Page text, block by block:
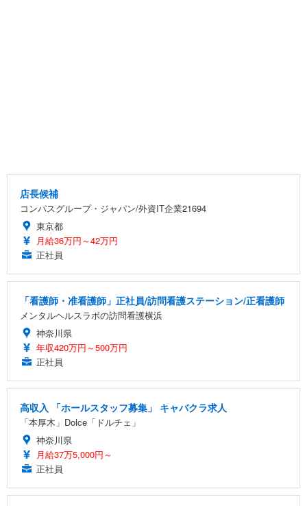
店長候補
コンパスグループ・ジャパン/外資IT企業21694
東京都
月給36万円～42万円
正社員
「看護師・准看護師」正社員/訪問看護ステーション/正看護師
メンタルヘルスラボの訪問看護横浜
神奈川県
年収420万円～500万円
正社員
高収入 「ホールスタッフ募集」 キャバクラ求人
「本厚木」Dolce「ドルチェ」
神奈川県
月給37万5,000円～
正社員